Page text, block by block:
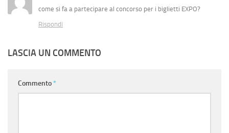
come si fa a partecipare al concorso per i biglietti EXPO?
Rispondi
LASCIA UN COMMENTO
Commento *